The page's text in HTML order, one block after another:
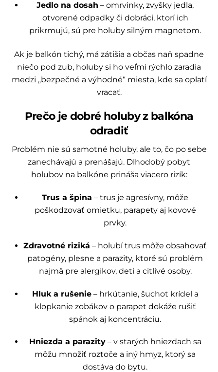
Jedlo na dosah – omrvinky, zvyšky jedla,
otvorené odpadky či dobráci, ktorí ich
prikrmujú, sú pre holuby silným magnetom.
Ak je balkón tichý, má zátišia a občas naň spadne
niečo pod zub, holuby si ho veľmi rýchlo zaradia
medzi „bezpečné a výhodné“ miesta, kde sa oplatí
vracať.
Prečo je dobré holuby z balkóna
odradiť
Problém nie sú samotné holuby, ale to, čo po sebe
zanechávajú a prenášajú. Dlhodobý pobyt
holubov na balkóne prináša viacero rizík:
Trus a špina – trus je agresívny, môže
poškodzovať omietku, parapety aj kovové
prvky.
Zdravotné riziká – holubí trus môže obsahovať
patogény, plesne a parazity, ktoré sú problém
najmä pre alergikov, deti a citlivé osoby.
Hluk a rušenie– hrkútanie, šuchot krídel a
klopkanie zobákov o parapet dokáže rušiť
spánok aj koncentráciu.
Hniezda a parazity– v starých hniezdach sa
môžu množiť roztoče a iný hmyz, ktorý sa
dostáva do bytu.